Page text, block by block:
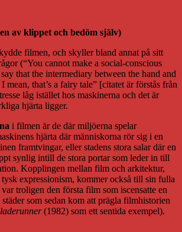
av klippet och bedöm själv)
filmen, och skyller bland annat på sitt
(“You cannot make a social-conscious
that the intermediary between the hand and
mean, that’s a fairy tale” [citatet är förstås från
låg istället hos maskinerna och det är
hjärta ligger.
i filmen är de där miljöerna spelar
hjärta där människorna rör sig i en
framtvingar, eller stadens stora salar där en
synlig intill de stora portar som leder in till
Kopplingen mellan film och arkitektur,
expressionism, kommer också till sin fulla
troligen den första film som iscensatte en
som sedan kom att prägla filmhistorien
(1982) som ett sentida exempel).